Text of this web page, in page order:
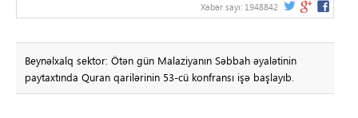
Xəbər sayı: 1948842
Beynəlxalq sektor: Ötən gün Malaziyanın Səbbah əyalətinin
paytaxtında Quran qarilərinin 53-cü konfransı işə başlayıb.